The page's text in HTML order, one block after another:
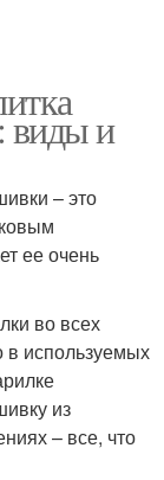
виды и
– это
ее очень
во всех
в используемых
из
– все, что